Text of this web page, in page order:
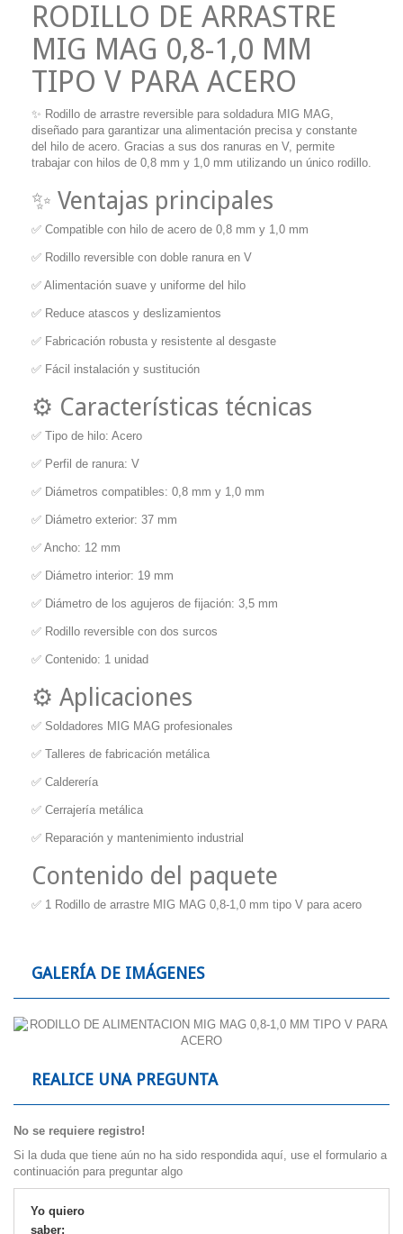
RODILLO DE ARRASTRE
MIG MAG 0,8-1,0 MM
TIPO V PARA ACERO
✨ Rodillo de arrastre reversible para soldadura MIG MAG,
diseñado para garantizar una alimentación precisa y constante
del hilo de acero. Gracias a sus dos ranuras en V, permite
trabajar con hilos de 0,8 mm y 1,0 mm utilizando un único rodillo.
✨ Ventajas principales
✅ Compatible con hilo de acero de 0,8 mm y 1,0 mm
✅ Rodillo reversible con doble ranura en V
✅ Alimentación suave y uniforme del hilo
✅ Reduce atascos y deslizamientos
✅ Fabricación robusta y resistente al desgaste
✅ Fácil instalación y sustitución
⚙️ Características técnicas
✅ Tipo de hilo: Acero
✅ Perfil de ranura: V
✅ Diámetros compatibles: 0,8 mm y 1,0 mm
✅ Diámetro exterior: 37 mm
✅ Ancho: 12 mm
✅ Diámetro interior: 19 mm
✅ Diámetro de los agujeros de fijación: 3,5 mm
✅ Rodillo reversible con dos surcos
✅ Contenido: 1 unidad
⚙️ Aplicaciones
✅ Soldadores MIG MAG profesionales
✅ Talleres de fabricación metálica
✅ Calderería
✅ Cerrajería metálica
✅ Reparación y mantenimiento industrial
Contenido del paquete
✅ 1 Rodillo de arrastre MIG MAG 0,8-1,0 mm tipo V para acero
GALERÍA DE IMÁGENES
REALICE UNA PREGUNTA
No se requiere registro!
Si la duda que tiene aún no ha sido respondida aquí, use el formulario a
continuación para preguntar algo
Yo quiero
saber: